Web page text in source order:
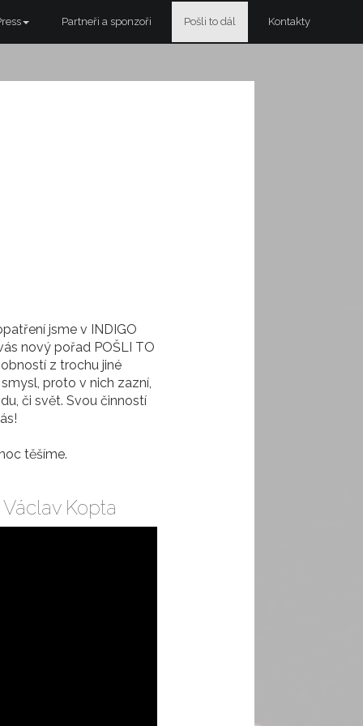
Partneři a sponzoři Pošli to dál Kontakty
jsme v INDIGO
nový pořad POŠLI TO
z trochu jiné
proto v nich zazní,
či svět. Svou činností
těšíme.
Kopta